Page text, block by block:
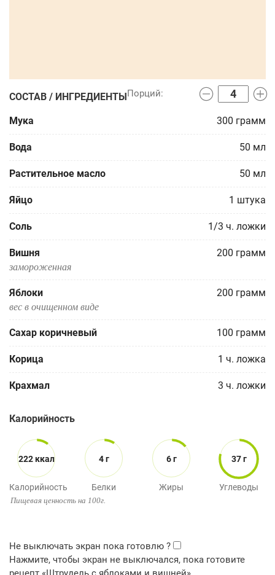
СОСТАВ / ИНГРЕДИЕНТЫ
Мука 300 грамм
Вода 50 мл
Растительное масло 50 мл
Яйцо 1 штука
Соль 1/3 ч. ложки
Вишня 200 грамм
замороженная
Яблоки 200 грамм
вес в очищенном виде
Сахар коричневый 100 грамм
Корица 1 ч. ложка
Крахмал 3 ч. ложки
Калорийность
222 ккал
Калорийность
4 г
Белки
6 г
Жиры
37 г
Углеводы
Пищевая ценность на 100г.